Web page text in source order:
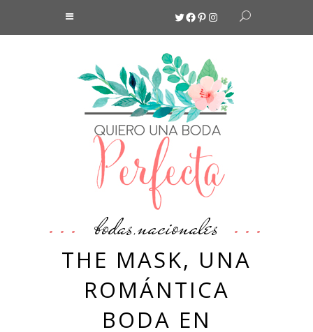
Twitter
Facebook
Pinterest
Instagram
bodas,nacionales
THE MASK, UNA
ROMÁNTICA
BODA EN